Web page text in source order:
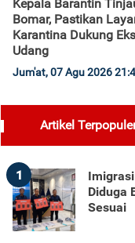
Kepala Barantin
Bomar, Pastikan
Karantina Dukung
Udang
Jum'at, 07 Agu 2026
Artikel
1
Diduga
Sesuai